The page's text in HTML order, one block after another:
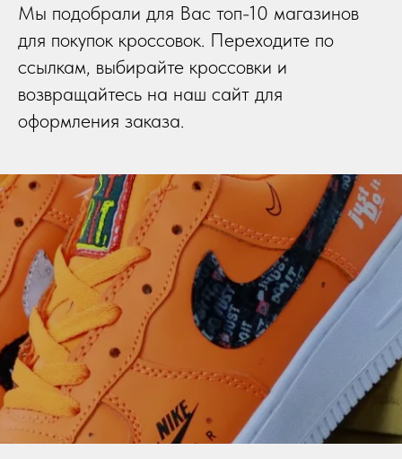
Мы подобрали для Вас топ-10 магазинов
для покупок кроссовок. Переходите по
ссылкам, выбирайте кроссовки и
возвращайтесь на наш сайт для
оформления заказа.